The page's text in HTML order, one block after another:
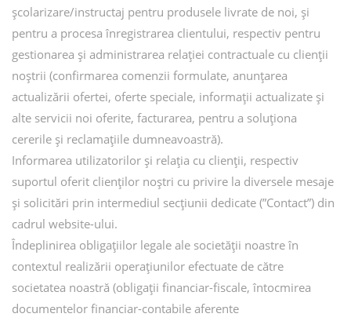
școlarizare/instructaj pentru produsele livrate de noi, și
pentru a procesa înregistrarea clientului, respectiv pentru
gestionarea și administrarea relației contractuale cu clienții
noștrii (confirmarea comenzii formulate, anunțarea
actualizării ofertei, oferte speciale, informații actualizate și
alte servicii noi oferite, facturarea, pentru a soluționa
cererile și reclamațiile dumneavoastră).
Informarea utilizatorilor și relația cu clienții, respectiv
suportul oferit clienților noștri cu privire la diversele mesaje
și solicitări prin intermediul secțiunii dedicate (”Contact”) din
cadrul website-ului.
Îndeplinirea obligațiilor legale ale societății noastre în
contextul realizării operațiunilor efectuate de către
societatea noastră (obligații financiar-fiscale, întocmirea
documentelor financiar-contabile aferente